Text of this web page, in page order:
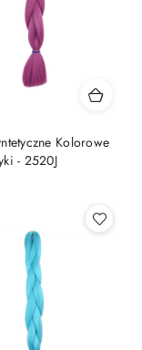
Kolorowe
- 2520J